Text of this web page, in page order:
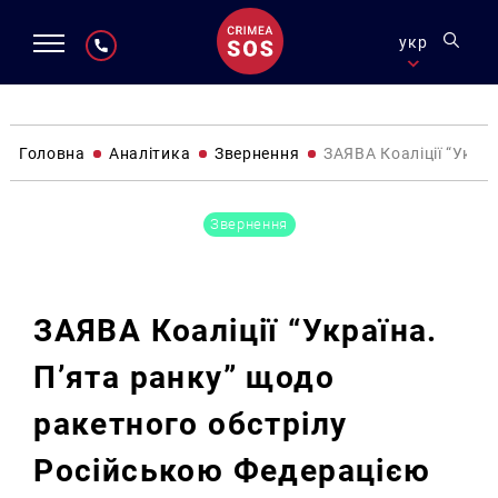
укр
Головна Аналітика Звернення ЗАЯВА Коаліції
Звернення
ЗАЯВА Коаліції “Україна.
П’ята ранку” щодо
ракетного обстрілу
Російською Федерацією